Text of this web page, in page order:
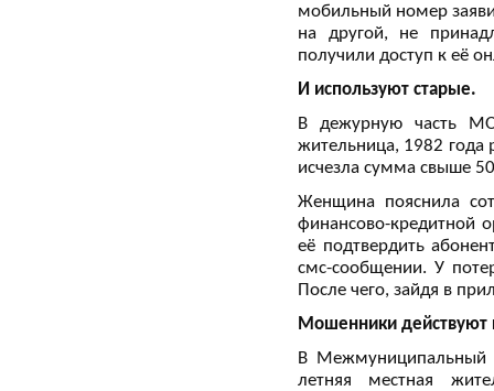
мобильный номер
на другой, не
получили доступ к её
И используют старые.
В дежурную часть МО
жительница, 1982 года
исчезла сумма свыше
Женщина пояснила
финансово-кредитной
её подтвердить
смс-сообщении. У
После чего, зайдя в
Мошенники действуют
В Межмуниципальный
летняя местная